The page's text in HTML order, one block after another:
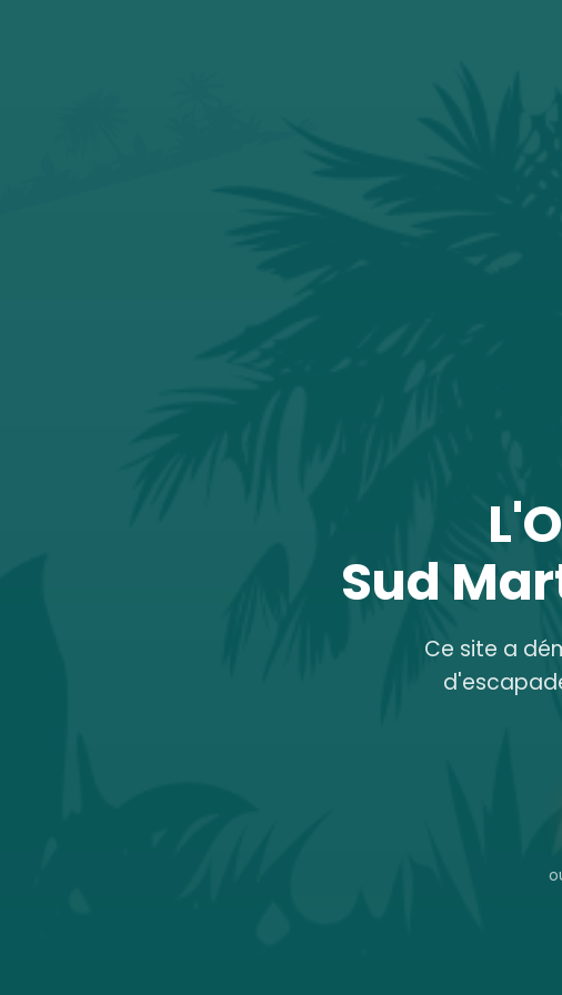
Sud
Ce site a